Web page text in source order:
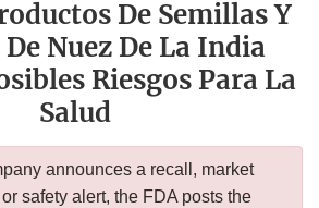
De Semillas Y
Nuez De La India
Riesgos Para La
Salud
announces a recall, market
safety alert, the FDA posts the